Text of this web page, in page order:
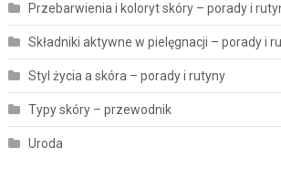
Przebarwienia i koloryt skóry – porady i
Składniki aktywne w pielęgnacji – porady i
Styl życia a skóra – porady i rutyny
Typy skóry – przewodnik
Uroda